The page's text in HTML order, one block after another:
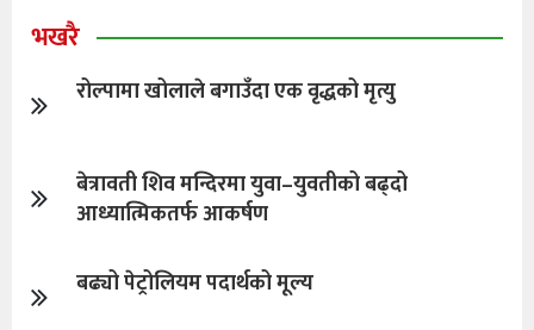
भखरै
रोल्पामा खोलाले बगाउँदा एक वृद्धको मृत्यु
बेत्रावती शिव मन्दिरमा युवा–युवतीको बढ्दो
आध्यात्मिकतर्फ आकर्षण
बढ्यो पेट्रोलियम पदार्थको मूल्य